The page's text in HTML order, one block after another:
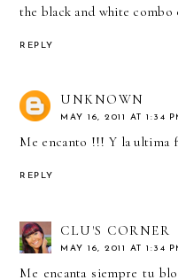
the black and white combo
REPLY
UNKNOWN
MAY 16, 2011 AT 1:34
Me encanto !!! Y la ultima
REPLY
CLU'S CORNER
MAY 16, 2011 AT 1:34
Me encanta siempre tu